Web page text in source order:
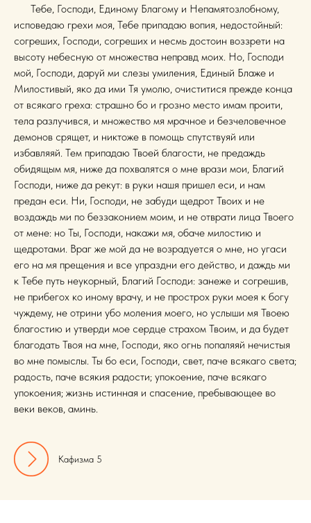
Тебе, Господи, Единому Благому и Непамятозлобному,
исповедаю грехи моя, Тебе припадаю вопия, недостойный:
согреших, Господи, согреших и несмь достоин воззрети на
высоту небесную от множества неправд моих. Но, Господи
мой, Господи, даруй ми слезы умиления, Единый Блаже и
Милостивый, яко да ими Тя умолю, очиститися прежде конца
от всякаго греха: страшно бо и грозно место имам проити,
тела разлучився, и множество мя мрачное и безчеловечное
демонов срящет, и никтоже в помощь спутствуяй или
избавляяй. Тем припадаю Твоей благости, не предаждь
обидящым мя, ниже да похвалятся о мне врази мои, Благий
Господи, ниже да рекут: в руки нашя пришел еси, и нам
предан еси. Ни, Господи, не забуди щедрот Твоих и не
воздаждь ми по беззаконием моим, и не отврати лица Твоего
от мене: но Ты, Господи, накажи мя, обаче милостию и
щедротами. Враг же мой да не возрадуется о мне, но угаси
его на мя прещения и все упраздни его действо, и даждь ми
к Тебе путь неукорный, Благий Господи: занеже и согрешив,
не прибегох ко иному врачу, и не прострох руки моея к богу
чуждему, не отрини убо моления моего, но услыши мя Твоею
благостию и утверди мое сердце страхом Твоим, и да будет
благодать Твоя на мне, Господи, яко огнь попаляяй нечистыя
во мне помыслы. Ты бо еси, Господи, свет, паче всякаго света;
радость, паче всякия радости; упокоение, паче всякаго
упокоения; жизнь истинная и спасение, пребывающее во
веки веков, аминь.
Кафизма 5